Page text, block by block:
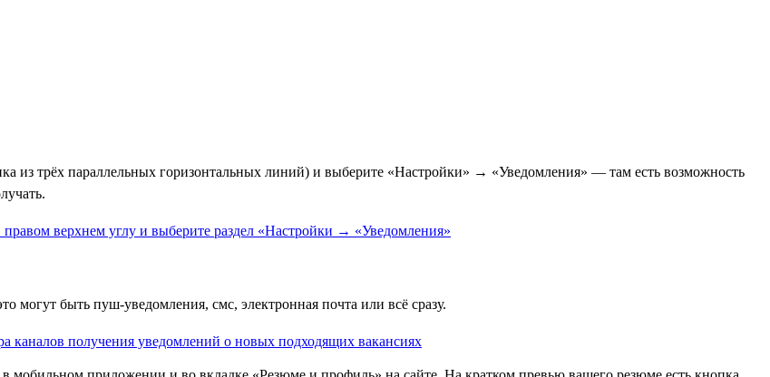
из трёх параллельных горизонтальных линий) и выберите «Настройки» → «Уведомления» — там есть возможность
быть пуш-уведомления, смс, электронная почта или всё сразу.